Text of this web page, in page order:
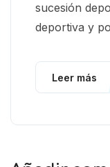
sucesión
deportiva y
Leer más